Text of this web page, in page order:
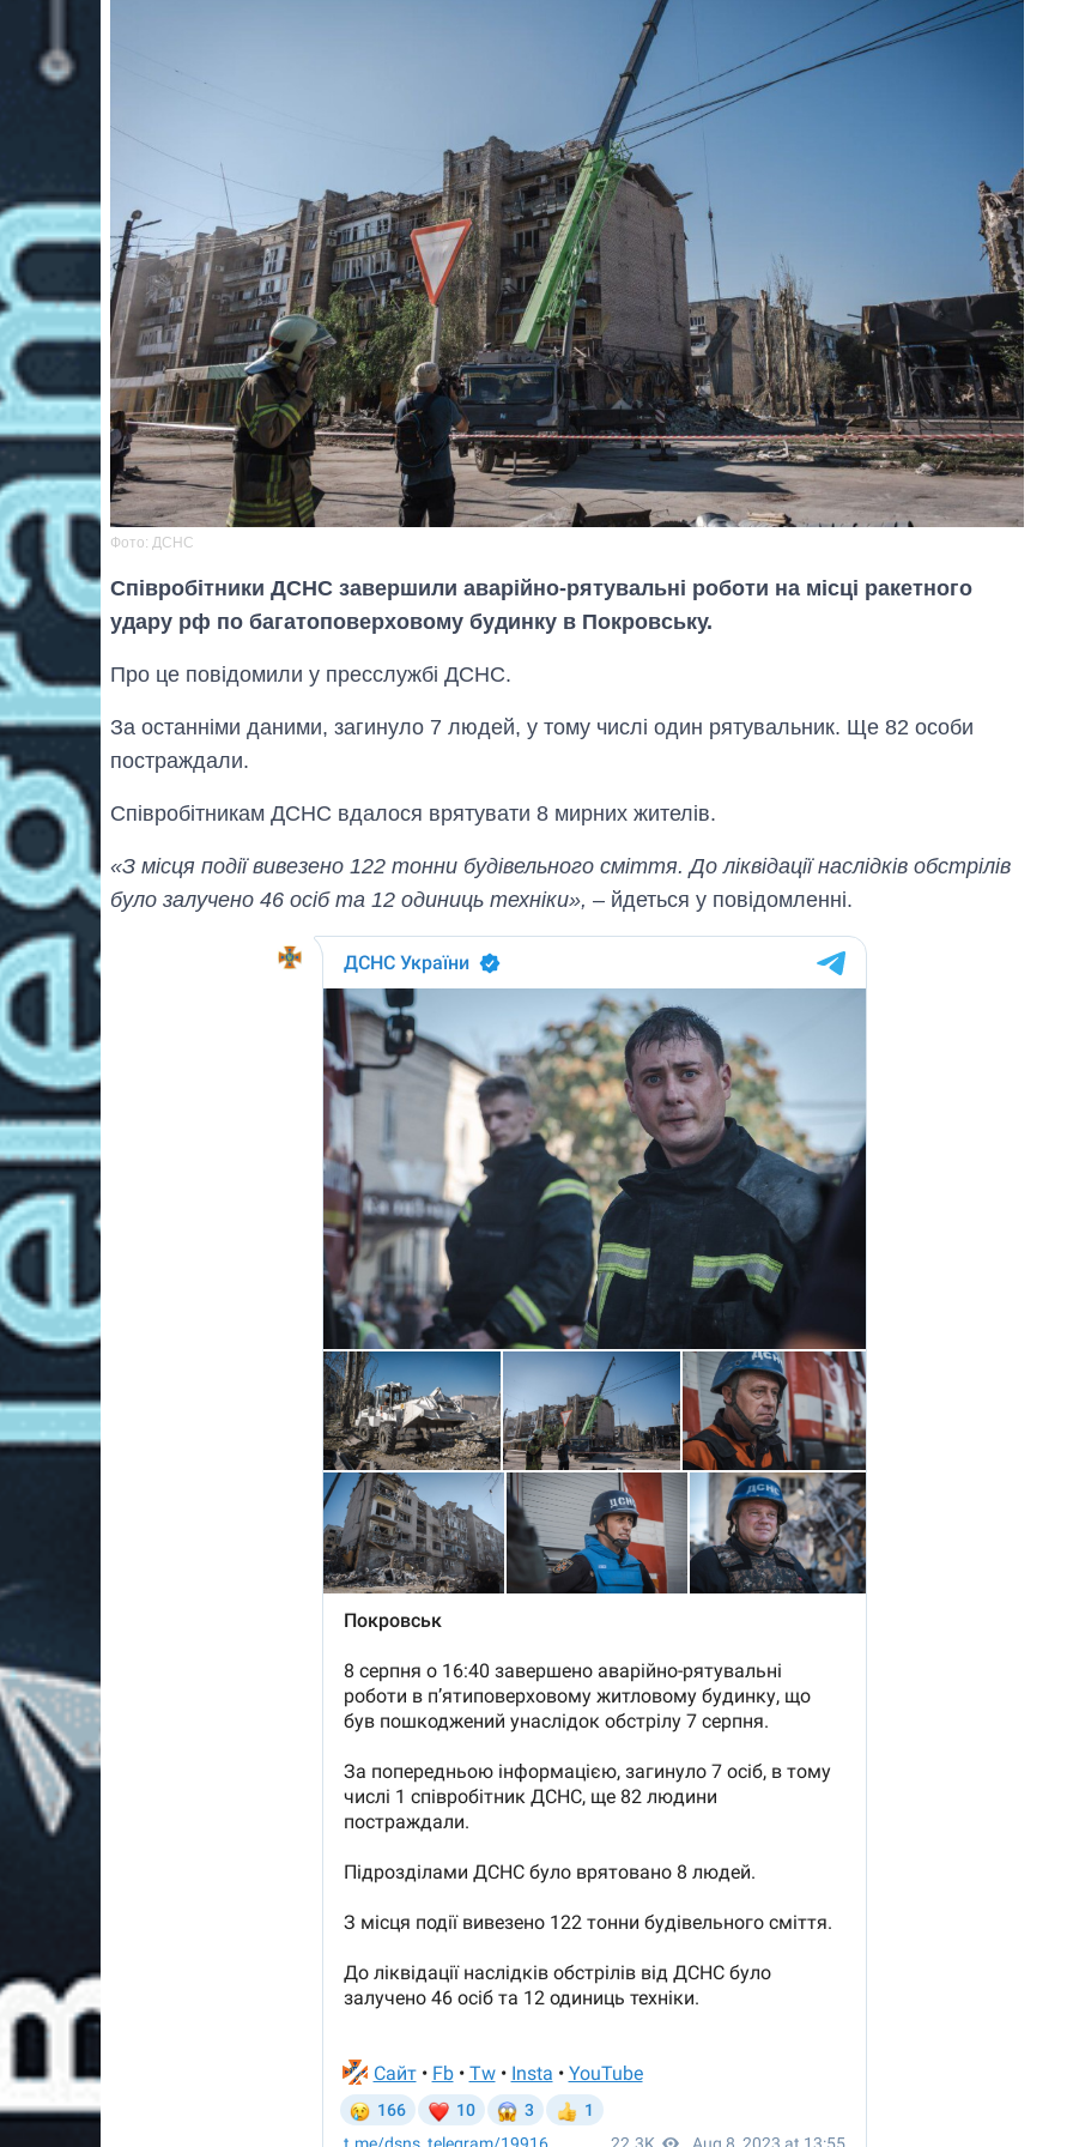
Фото: ДСНС
Співробітники ДСНС завершили аварійно-рятувальні роботи на місці ракетного
удару рф по багатоповерховому будинку в Покровську.
Про це повідомили у пресслужбі ДСНС.
За останніми даними, загинуло 7 людей, у тому числі один рятувальник. Ще 82 особи
постраждали.
Співробітникам ДСНС вдалося врятувати 8 мирних жителів.
«З місця події вивезено 122 тонни будівельного сміття. До ліквідації наслідків обстрілів
було залучено 46 осіб та 12 одиниць техніки», – йдеться у повідомленні.